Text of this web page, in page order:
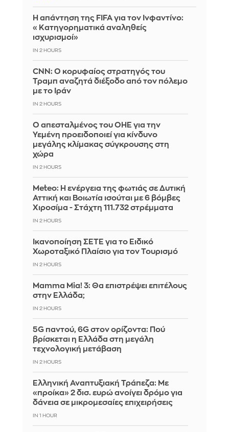
Η απάντηση της FIFA για τον Ινφαντίνο:
«Κατηγορηματικά αναληθείς
ισχυρισμοί»
IN 2 HOURS
CNN: Ο κορυφαίος στρατηγός του
Τραμπ αναζητά διέξοδο από τον πόλεμο
με το Ιράν
IN 2 HOURS
Ο απεσταλμένος του ΟΗΕ για την
Υεμένη προειδοποιεί για κίνδυνο
μεγάλης κλίμακας σύγκρουσης στη
χώρα
IN 2 HOURS
Meteo: Η ενέργεια της φωτιάς σε Δυτική
Αττική και Βοιωτία ισούται με 6 βόμβες
Χιροσίμα - Στάχτη 111.732 στρέμματα
IN 2 HOURS
Ικανοποίηση ΣΕΤΕ για το Ειδικό
Χωροταξικό Πλαίσιο για τον Τουρισμό
IN 2 HOURS
Mamma Mia! 3: Θα επιστρέψει επιτέλους
στην Ελλάδα;
IN 2 HOURS
5G παντού, 6G στον ορίζοντα: Πού
βρίσκεται η Ελλάδα στη μεγάλη
τεχνολογική μετάβαση
IN 2 HOURS
Ελληνική Αναπτυξιακή Τράπεζα: Με
«προίκα» 2 δισ. ευρώ ανοίγει δρόμο για
δάνεια σε μικρομεσαίες επιχειρήσεις
IN 1 HOUR